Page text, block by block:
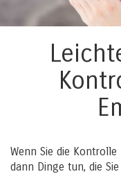
Wenn Sie die
dann Dinge tun, die